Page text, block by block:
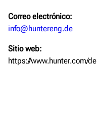
Correo electrónico:
info@huntereng.de
Sitio web:
https://www.hunter.com/de